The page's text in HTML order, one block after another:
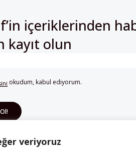
veriyoruz
olun
okudum, kabul ediyorum.